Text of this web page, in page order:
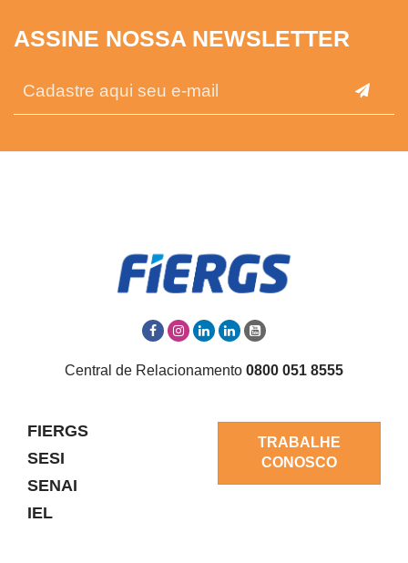
ASSINE NOSSA NEWSLETTER
Central de Relacionamento 0800 051 8555
FIERGS
SESI
SENAI
IEL
TRABALHE
CONOSCO